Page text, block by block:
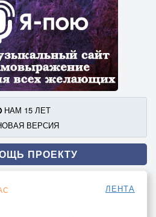
НАМ 15 ЛЕТ
ВЕРСИЯ
ПРОЕКТУ
ЛЕНТА